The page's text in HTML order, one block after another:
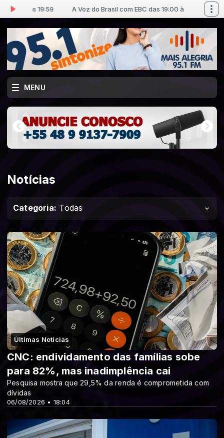
às 19:59 A Voz do Brasil com EBC das 19:00 às 19:59
MENU
Notícias
Categoria: Todas
Últimas Notícias
06/08/2026 • 18:04
CNC: endividamento das famílias sobe
para 82%, mas inadimplência cai
Pesquisa mostra que 29,5% da renda é comprometida com
dívidas